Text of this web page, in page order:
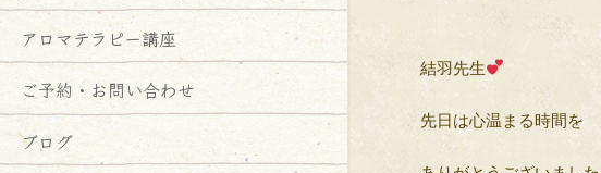
アロマテラピー講座
ご予約・お問い合わせ
ブログ
結羽先生
先日は心温まる時間を